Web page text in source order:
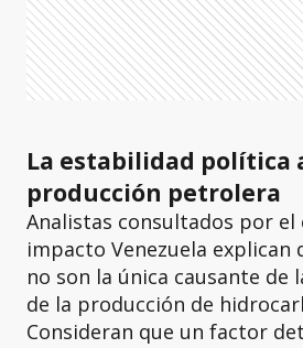
La estabilidad política
producción petrolera
Analistas consultados por el
impacto Venezuela explican
no son la única causante de
de la producción de
Consideran que un factor